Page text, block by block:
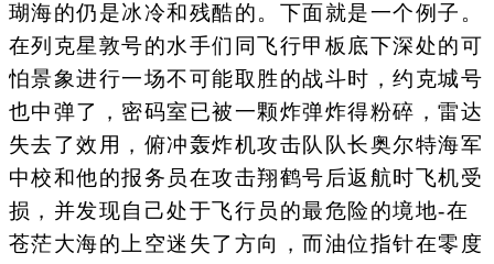
瑚海的仍是冰冷和残酷的。下面就是一个例子。
在列克星敦号的水手们同飞行甲板底下深处的可
怕景象进行一场不可能取胜的战斗时，约克城号
也中弹了，密码室已被一颗炸弹炸得粉碎，雷达
失去了效用，俯冲轰炸机攻击队队长奥尔特海军
中校和他的报务员在攻击翔鹤号后返航时飞机受
损，并发现自己处于飞行员的最危险的境地-在
苍茫大海的上空迷失了方向，而油位指针在零度